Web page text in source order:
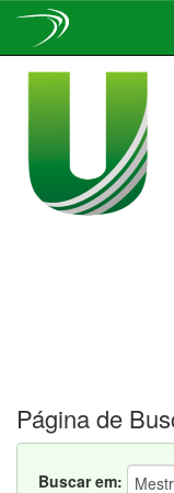
Página de
Buscar em: